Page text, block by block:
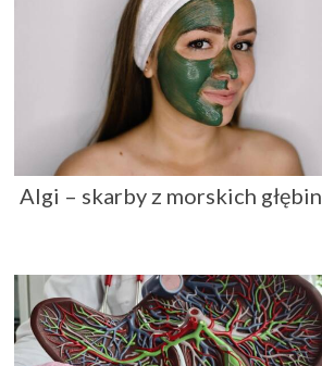
Algi – skarby z morskich głębin